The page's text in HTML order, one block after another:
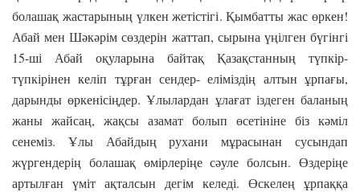
болашақ жастарының үлкен жетістігі. Қымбатты жас өркен!
Абай мен Шәкәрім сөздерін жаттап, сырына үңілген бүгінгі
15-ші Абай оқуларына байтақ Қазақстанның түпкір-
түпкірінен келіп тұрған сендер- еліміздің алтын ұрпағы,
дарынды өркенісіңдер. Ұлылардан ұлағат іздеген баланың
жаны жайсаң, жақсы азамат болып өсетініне біз кәміл
сенеміз. Ұлы Абайдың рухани мұрасынан сусындап
жүргендерің болашақ өмірлеріңе сәуле болсын. Өздеріңе
артылған үміт ақталсын дегім келеді. Өскелең ұрпаққа